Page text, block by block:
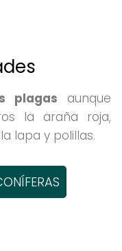
plagas aunque
la araña roja,
lapa y polillas.